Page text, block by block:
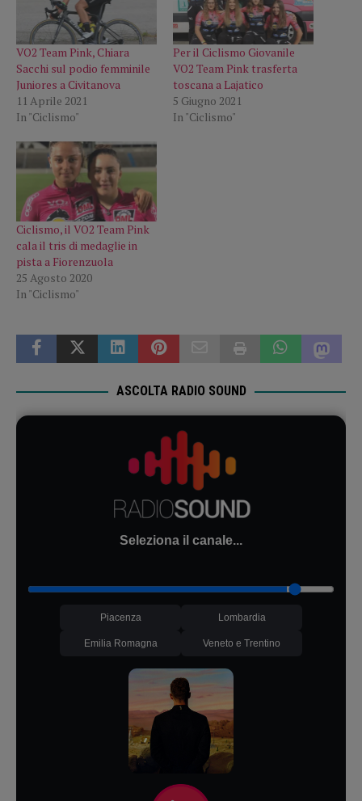
VO2 Team Pink, Chiara
Sacchi sul podio femminile
Juniores a Civitanova
11 Aprile 2021
In "Ciclismo"
Per il Ciclismo Giovanile
VO2 Team Pink trasferta
toscana a Lajatico
5 Giugno 2021
In "Ciclismo"
Ciclismo, il VO2 Team Pink
cala il tris di medaglie in
pista a Fiorenzuola
25 Agosto 2020
In "Ciclismo"
ASCOLTA RADIO SOUND
Seleziona il canale...
Piacenza Lombardia
Emilia Romagna Veneto e Trentino